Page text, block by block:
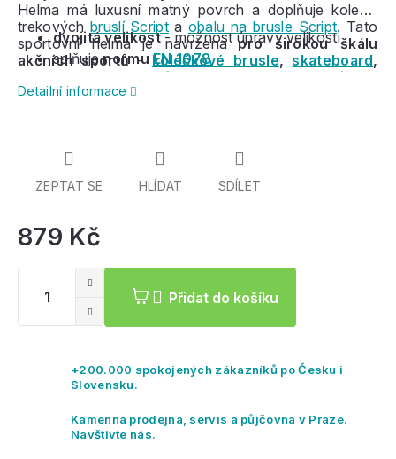
879 Kč
Přidat do košíku
Helma má luxusní matný povrch a doplňuje kolekci
trekových bruslí Scripta obalu na brusle Script. Tato
sportovní helma je navrženapro širokou škálu
akčních sportů - kolečkové brusle, skateboard,
freestyle koloběžky
a jízdní
kola. Jednoduchý řemínek a snadné zapínání.
dvojitá velikost - možnost úpravy velikosti
splňujenormuEN 1078
Detailní informace
ZEPTAT SE HLÍDAT SDÍLET
+200.000 spokojených zákazníků po Česku i
Slovensku.
Kamenná prodejna, servis a půjčovna v Praze.
Navštivte nás.